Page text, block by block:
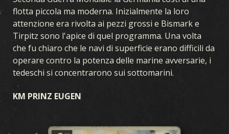
flotta piccola ma moderna. Inizialmente la loro
attenzione era rivolta ai pezzi grossi e Bismark e
Tirpitz sono l'apice di quel programma. Una volta
che fu chiaro che le navi di superficie erano difficili da
operare contro la potenza delle marine avversarie, i
tedeschi si concentrarono sui sottomarini.
KM PRINZ EUGEN
CHE COS’È KARDS COME GIOCARE NEGOZIO